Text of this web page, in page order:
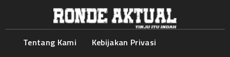
Tentang Kami
Kebijakan Privasi